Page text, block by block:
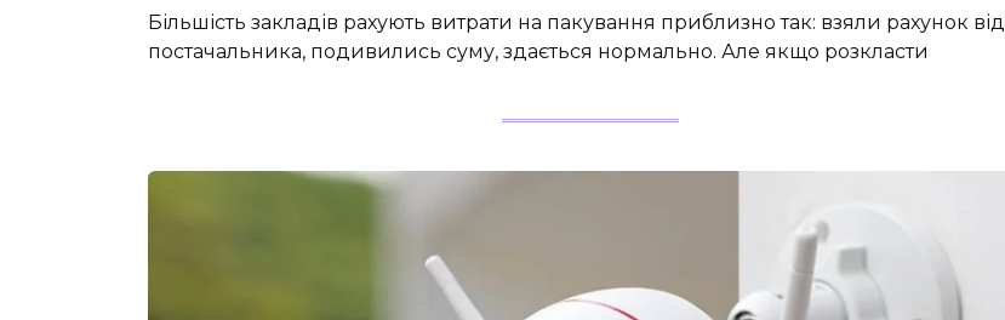
Більшість закладів рахують витрати на пакування приблизно так: взяли рахунок від
постачальника, подивились суму, здається нормально. Але якщо розкласти